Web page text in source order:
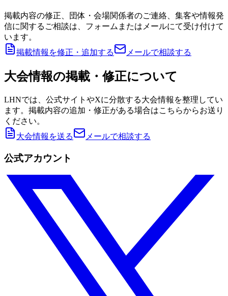
掲載内容の修正、団体・会場関係者のご連絡、集客や情報発
信に関するご相談は、フォームまたはメールにて受け付けて
います。
掲載情報を修正・追加する
メールで相談する
大会情報の掲載・修正について
LHNでは、公式サイトやXに分散する大会情報を整理してい
ます。掲載内容の追加・修正がある場合はこちらからお送り
ください。
大会情報を送る
メールで相談する
公式アカウント